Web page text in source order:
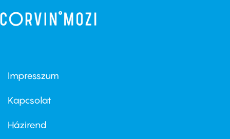
Footer
first
Impresszum
Kapcsolat
Footer
Házirend